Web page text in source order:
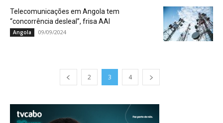
Telecomunicações em Angola tem
“concorrência desleal”, frisa AAI
Angola 09/09/2024
2 3 4